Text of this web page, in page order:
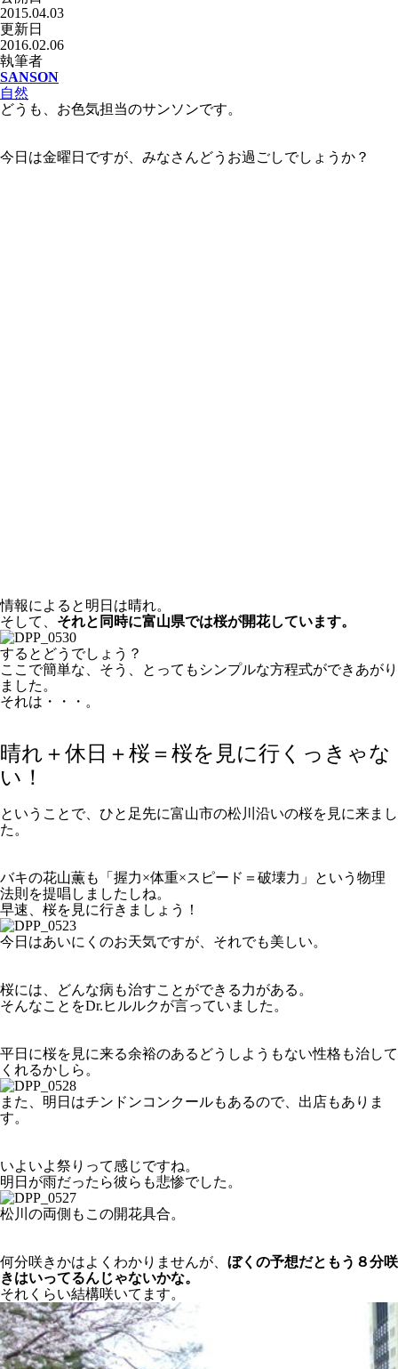
2015.04.03
更新日
2016.02.06
執筆者
SANSON
自然
どうも、お色気担当のサンソンです。
今日は金曜日ですが、みなさんどうお過ごしでしょうか？
情報によると明日は晴れ。
そして、 それと同時に富山県では桜が開花しています。
するとどうでしょう？
ここで簡単な、そう、とってもシンプルな方程式ができあがり
ました。
それは・・・。
晴れ＋休日＋桜＝桜を見に行くっきゃな
い！
ということで、ひと足先に富山市の松川沿いの桜を見に来まし
た。
バキの花山薫も「握力×体重×スピード＝破壊力」という物理
法則を提唱しましたしね。
早速、桜を見に行きましょう！
今日はあいにくのお天気ですが、それでも美しい。
桜には、どんな病も治すことができる力がある。
そんなことをDr.ヒルルクが言っていました。
平日に桜を見に来る余裕のあるどうしようもない性格も治して
くれるかしら。
また、明日はチンドンコンクールもあるので、出店もありま
す。
いよいよ祭りって感じですね。
明日が雨だったら彼らも悲惨でした。
松川の両側もこの開花具合。
何分咲きかはよくわかりませんが、 ぼくの予想だともう８分咲
きはいってるんじゃないかな。
それくらい結構咲いてます。